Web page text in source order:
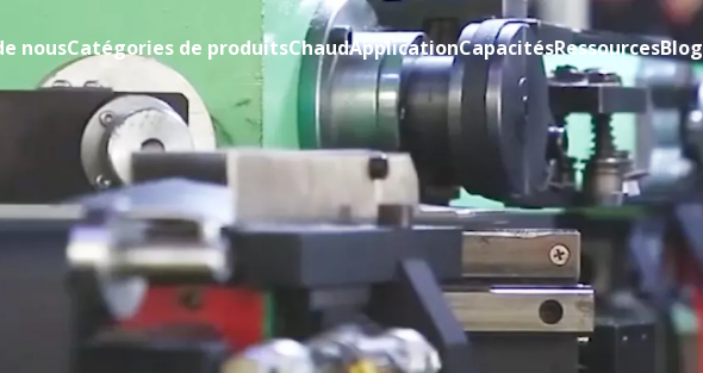
nousCatégories de produitsChaudApplicationCapacitésRessourcesBlog